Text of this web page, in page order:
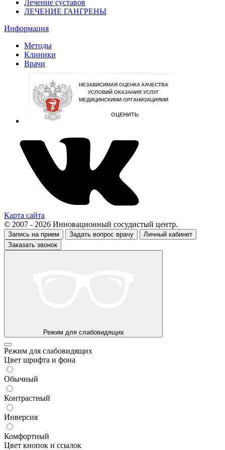
Лечение суставов
ЛЕЧЕНИЕ ГАНГРЕНЫ
Информация
Методы
Клиники
Врачи
Карта сайта
© 2007 - 2026 Инновационный сосудистый центр.
Запись на прием Задать вопрос врачу
Личный кабинет
Заказать звонок
Режим для слабовидящих
Режим для слабовидящих
Цвет шрифта и фона
Обычный
Контрастный
Инверсия
Комфортный
Цвет кнопок и ссылок